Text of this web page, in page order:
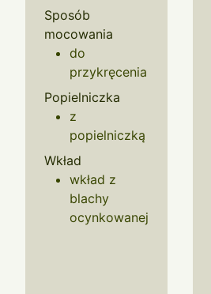
Sposób
mocowania
do
przykręcenia
Popielniczka
z
popielniczką
Wkład
wkład z
blachy
ocynkowanej